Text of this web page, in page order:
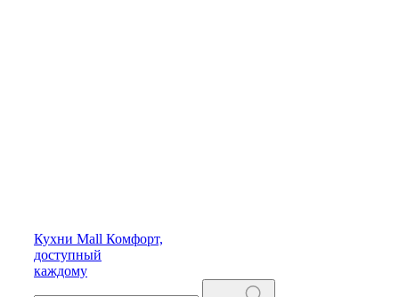
Кухни Mall Комфорт,
доступный
каждому